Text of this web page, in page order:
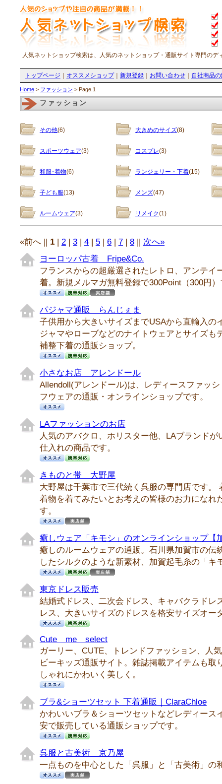
人気ネットショップ検索は、人気のネットショップ・通販サイト専門の
トップページ オススメショップ｜ 新規登録 お問い合わせ 自社商品
Home > ファッション > Page.1
ファッション
その他(6) 大きめのサイズ(8)
スポーツウェア(3) コスプレ(3)
和服･着物(6) ランジェリー・下着(15)
子ども服(13) メンズ(47)
ルームウェア(3) リメイク(1)
«前へ || 1 | 2 | 3 | 4 | 5 | 6 | 7 | 8 || 次へ»
ヨーロッパ古着 Fripe&Co.
フランスからの超厳選されたレトロ、アンテイ
着。新規メルマガ無料登録で300Point（300円
パジャマ通販 らんじぇま
子供用から大きいサイズまでUSAから直輸入の
ジャマやローブなどのナイトウェアとサイズも
補整下着の通販ショップ。
小さなお店 アレンドール
Allendoll(アレンドール)は、レディースファッ
フウェアの通販・オンラインショップです。
LAファッションのお店
人気のアバクロ、ホリスター他、LAブランド
仕入れの商品です。
きものと帯 大野屋
大野屋は千葉市で三代続く呉服の専門店です。
着物を着てみたいとお考えの皆様のお力になれ
す。
癒しウェア「キモシ」のオンラインショップ【
癒しのルームウェアの通販。石川県加賀市の伝
したシルクのような新素材、加賀起毛糸の「キ
東京ドレス販売
結婚式ドレス、二次会ドレス、キャバクラドレ
レス、大きいサイズのドレスを格安サイズオー
Cute me select
ガーリー、CUTE、トレンドファッション、人
ビーキッズ通販サイト。雑誌掲載アイテムも取
しゃれにかわいく美しく。
ブラ&ショーツセット 下着通販｜ClaraChloe
かわいいブラ＆ショーツセットなどレディース
安で販売している通販ショップです。
呉服と古美術 京乃屋
一点ものを中心とした「呉服」と「古美術」の